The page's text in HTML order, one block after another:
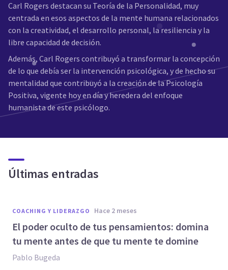
Carl Rogers destacan su Teoría de la Personalidad, muy
centrada en esos aspectos de la mente humana relacionados
con la creatividad, el desarrollo personal, la resiliencia y la
libre capacidad de decisión.
Además, Carl Rogers contribuyó a transformar la concepción
de lo que debía ser la intervención psicológica, y de hecho su
mentalidad que contribuyó a la creación de la Psicología
Positiva, vigente hoy en día y heredera del enfoque
humanista de este psicólogo.
Últimas entradas
COACHING Y LIDERAZGO hace 2 meses
El poder oculto de tus pensamientos: domina
tu mente antes de que tu mente te domine
Pablo Bugeda